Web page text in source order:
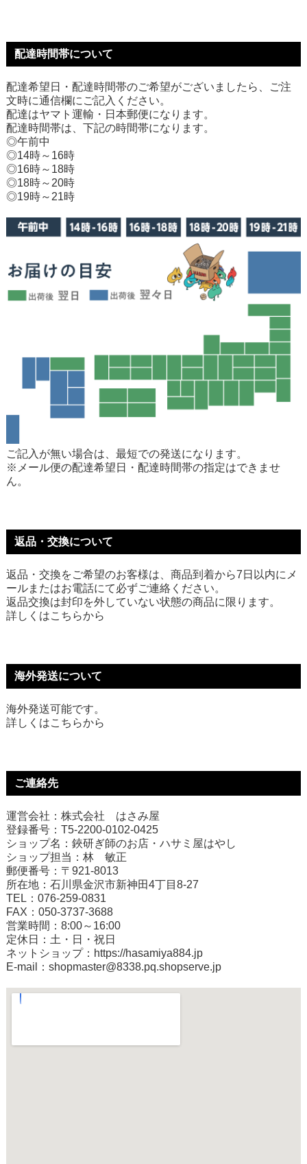
配達時間帯について
配達希望日・配達時間帯のご希望がございましたら、ご注
文時に通信欄にご記入ください。
配達はヤマト運輸・日本郵便になります。
配達時間帯は、下記の時間帯になります。
◎午前中
◎14時～16時
◎16時～18時
◎18時～20時
◎19時～21時
ご記入が無い場合は、最短での発送になります。
※メール便の配達希望日・配達時間帯の指定はできませ
ん。
返品・交換について
返品・交換をご希望のお客様は、商品到着から7日以内にメ
ールまたはお電話にて必ずご連絡ください。
返品交換は封印を外していない状態の商品に限ります。
詳しくはこちらから
海外発送について
海外発送可能です。
詳しくはこちらから
ご連絡先
運営会社：株式会社 はさみ屋
登録番号：T5-2200-0102-0425
ショップ名：鋏研ぎ師のお店・ハサミ屋はやし
ショップ担当：林 敏正
郵便番号：〒921-8013
所在地：石川県金沢市新神田4丁目8-27
TEL：076-259-0831
FAX：050-3737-3688
営業時間：8:00～16:00
定休日：土・日・祝日
ネットショップ： https://hasamiya884.jp
E-mail：shopmaster@8338.pq.shopserve.jp